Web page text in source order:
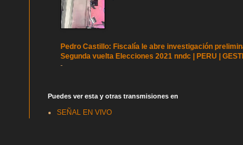
Pedro Castillo: Fiscalía le abre investigación
Segunda vuelta Elecciones 2021 nndc | PERU |
-
Puedes ver esta y otras transmisiones en
SEÑAL EN VIVO